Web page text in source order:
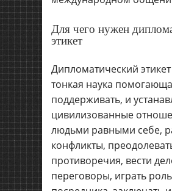
Для чего нужен
этикет
Дипломатический
тонкая наука
поддерживать, и
цивилизованные
людьми равными себе,
конфликты,
противоречия, вести
переговоры, играть роль